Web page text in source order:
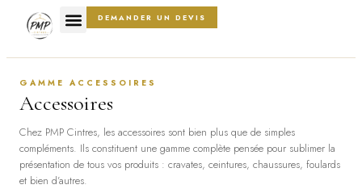
DEMANDER UN DEVIS
GAMME ACCESSOIRES
Accessoires
Chez PMP Cintres, les accessoires sont bien plus que de simples
compléments. Ils constituent une gamme complète pensée pour sublimer la
présentation de tous vos produits : cravates, ceintures, chaussures, foulards
et bien d’autres.